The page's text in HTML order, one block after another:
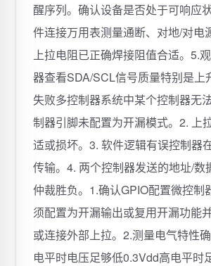
醒序列。确认设备是否处于可响应
件连接万用表测量通断、对地/对电
上拉电阻已正确焊接阻值合适。5.
器查看SDA/SCL信号质量特别是上
失败多控制器系统中某个控制器无
制器引脚未配置为开漏模式。2. 上
适或损坏。3. 软件逻辑有误控制器
传输。4. 两个控制器发送的地址/数
仲裁胜负。1.确认GPIO配置微控制
须配置为开漏输出或复用开漏功能
或连接外部上拉。2.测量电气特性
电平时电压足够低0.3Vdd高电平时